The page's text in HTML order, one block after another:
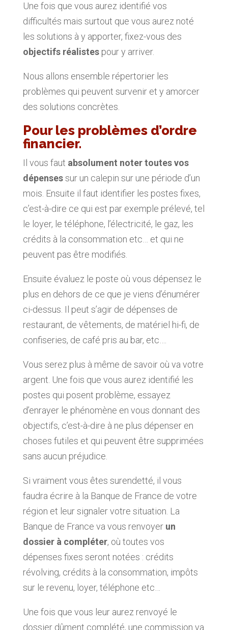
Une fois que vous aurez identifié vos
difficultés mais surtout que vous aurez noté
les solutions à y apporter, fixez-vous des
objectifs réalistespour y arriver.
Nous allons ensemble répertorier les
problèmes qui peuvent survenir et y amorcer
des solutions concrètes.
Pour les problèmes d’ordre
financier.
Il vous faut absolument noter toutes vos
dépensessur un calepin sur une période d’un
mois. Ensuite il faut identifier les postes fixes,
c’est-à-dire ce qui est par exemple prélevé, tel
le loyer, le téléphone, l’électricité, le gaz, les
crédits à la consommation etc… et qui ne
peuvent pas être modifiés.
Ensuite évaluez le poste où vous dépensez le
plus en dehors de ce que je viens d’énumérer
ci-dessus. Il peut s’agir de dépenses de
restaurant, de vêtements, de matériel hi-fi, de
confiseries, de café pris au bar, etc….
Vous serez plus à même de savoir où va votre
argent. Une fois que vous aurez identifié les
postes qui posent problème, essayez
d’enrayer le phénomène en vous donnant des
objectifs, c’est-à-dire à ne plus dépenser en
choses futiles et qui peuvent être supprimées
sans aucun préjudice.
Si vraiment vous êtes surendetté, il vous
faudra écrire à la Banque de France de votre
région et leur signaler votre situation. La
Banque de France va vous renvoyer un
dossier à compléter, où toutes vos
dépenses fixes seront notées : crédits
révolving, crédits à la consommation, impôts
sur le revenu, loyer, téléphone etc…
Une fois que vous leur aurez renvoyé le
dossier dûment complété, une commission va